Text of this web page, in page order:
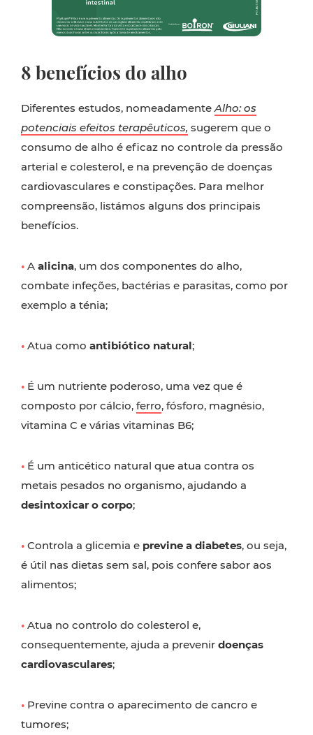
8 benefícios do alho
Diferentes estudos, nomeadamenteAlho: os
potenciais efeitos terapêuticos, sugerem que o
consumo de alho é eficaz no controle da pressão
arterial e colesterol, e na prevenção de doenças
cardiovasculares e constipações. Para melhor
compreensão, listámos alguns dos principais
benefícios.
• A alicina, um dos componentes do alho,
combate infeções, bactérias e parasitas, como por
exemplo a ténia;
• Atua como antibiótico natural;
• É um nutriente poderoso, uma vez que é
composto por cálcio, ferro, fósforo, magnésio,
vitamina C e várias vitaminas B6;
• É um anticético natural que atua contra os
metais pesados no organismo, ajudando a
desintoxicar o corpo;
• Controla a glicemia e previne a diabetes, ou seja,
é útil nas dietas sem sal, pois confere sabor aos
alimentos;
• Atua no controlo do colesterol e,
consequentemente, ajuda a prevenir doenças
cardiovasculares;
• Previne contra o aparecimento de cancro e
tumores;